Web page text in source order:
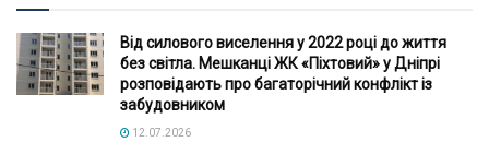
Від силового виселення у 2022 році до життя
без світла. Мешканці ЖК «Піхтовий» у Дніпрі
розповідають про багаторічний конфлікт із
забудовником
12.07.2026